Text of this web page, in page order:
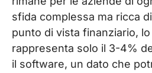
sfida complessa ma ricca
punto di vista finanziario,
rappresenta solo il 3-4%
il software, un dato che